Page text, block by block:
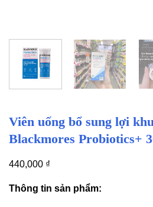
Viên uống bổ sung lợi
Blackmores Probiotics+
440,000 ₫
Thông tin sản phẩm: